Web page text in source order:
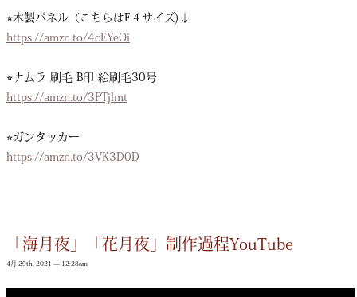
⭐︎木製パネル（こちらはF４サイズ)↓
https://amzn.to/4cEYeOi
⭐︎ナムラ 刷毛 B印 絵刷毛30号
https://amzn.to/3PTjlmt
⭐︎ガンタッカー
https://amzn.to/3VK3D0D
「海月夜」「花月夜」制作過程YouTube
4月 29th, 2021 — 12:28am